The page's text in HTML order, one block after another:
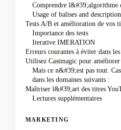
Comprendre l&#39;algorithme
Usage of balises and
Tests A/B et amélioration de vos
Importance des tests
Iterative IMERATION
Erreurs courantes à éviter dans
Utilisez Castmagic pour
Mais ce n&#39;est pas tout.
dans les domaines suivants :
Maîtriser l&#39;art des titres
Lectures supplémentaires
MARKETING